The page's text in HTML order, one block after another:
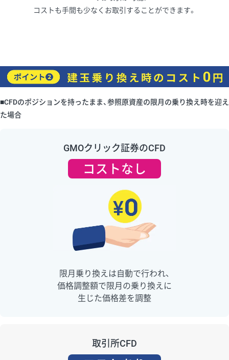
コストも手間も少なくお取引することができます。
■CFDのポジションを持ったまま、参照原資産の限月の乗り換え時を迎え
た場合
GMOクリック証券のCFD
コストなし
限月乗り換えは自動で行われ、
価格調整額で限月の乗り換えに
生じた価格差を調整
取引所CFD